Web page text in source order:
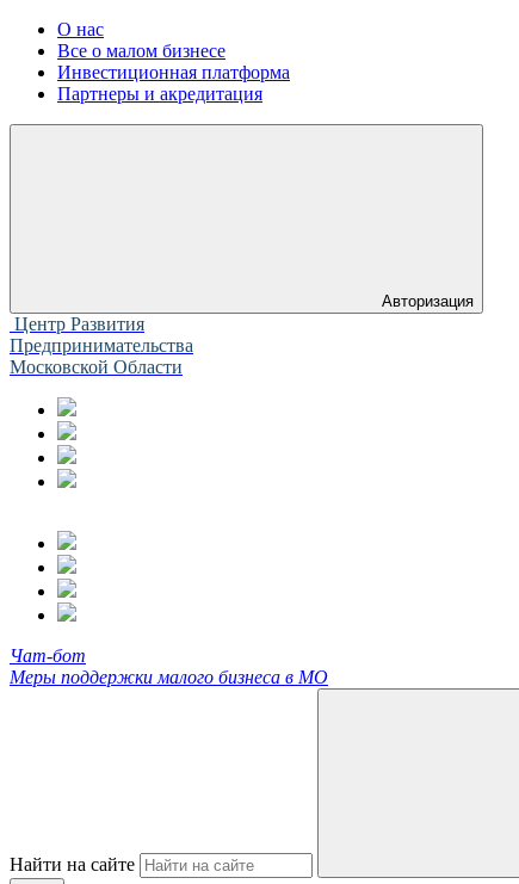
О нас
Все о малом бизнесе
Инвестиционная платформа
Партнеры и акредитация
Авторизация
Центр Развития
Предпринимательства
Московской Области
Чат-бот
Меры поддержки малого бизнеса в МО
Найти на сайте